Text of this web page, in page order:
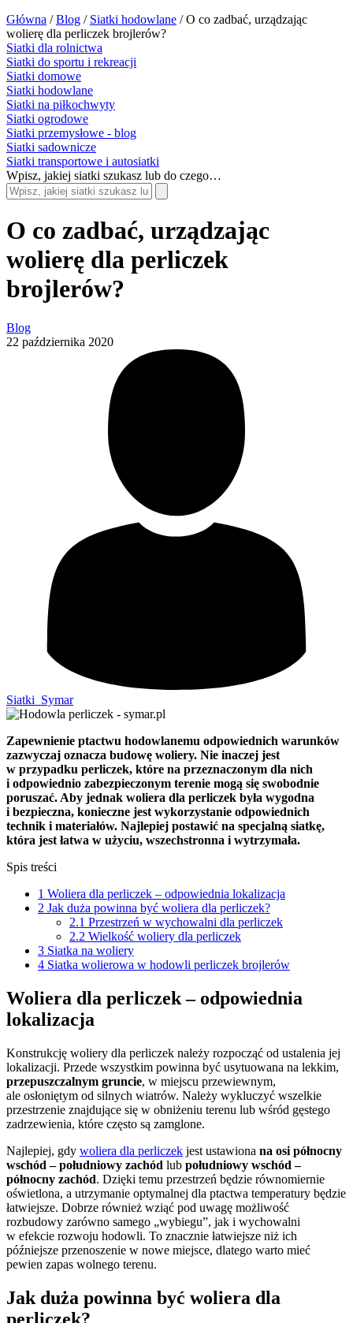
Główna /Blog / Siatki hodowlane /O co zadbać, urządzając
wolierę dla perliczek brojlerów?
Siatki dla rolnictwa
Siatki do sportu i rekreacji
Siatki domowe
Siatki hodowlane
Siatki na piłkochwyty
Siatki ogrodowe
Siatki przemysłowe - blog
Siatki sadownicze
Siatki transportowe i autosiatki
Wpisz, jakiej siatki szukasz lub do czego…
O co zadbać, urządzając
wolierę dla perliczek
brojlerów?
Blog
22 października 2020
Siatki_Symar
Zapewnienie ptactwu hodowlanemu odpowiednich warunków
zazwyczaj oznacza budowę woliery. Nie inaczej jest
w przypadku perliczek, które na przeznaczonym dla nich
i odpowiednio zabezpieczonym terenie mogą się swobodnie
poruszać. Aby jednak woliera dla perliczek była wygodna
i bezpieczna, konieczne jest wykorzystanie odpowiednich
technik i materiałów. Najlepiej postawić na specjalną siatkę,
która jest łatwa w użyciu, wszechstronna i wytrzymała.
Spis treści
1 Woliera dla perliczek – odpowiednia lokalizacja
2 Jak duża powinna być woliera dla perliczek?
2.1 Przestrzeń w wychowalni dla perliczek
2.2 Wielkość woliery dla perliczek
3 Siatka na woliery
4 Siatka wolierowa w hodowli perliczek brojlerów
Woliera dla perliczek – odpowiednia
lokalizacja
Konstrukcję woliery dla perliczek należy rozpocząć od ustalenia jej
lokalizacji. Przede wszystkim powinna być usytuowana na lekkim,
przepuszczalnym gruncie, w miejscu przewiewnym,
ale osłoniętym od silnych wiatrów. Należy wykluczyć wszelkie
przestrzenie znajdujące się w obniżeniu terenu lub wśród gęstego
zadrzewienia, które często są zamglone.
Najlepiej, gdy woliera dla perliczek jest ustawiona na osi północny
wschód – południowy zachód lub południowy wschód –
północny zachód. Dzięki temu przestrzeń będzie równomiernie
oświetlona, a utrzymanie optymalnej dla ptactwa temperatury będzie
łatwiejsze. Dobrze również wziąć pod uwagę możliwość
rozbudowy zarówno samego „wybiegu”, jak i wychowalni
w efekcie rozwoju hodowli. To znacznie łatwiejsze niż ich
późniejsze przenoszenie w nowe miejsce, dlatego warto mieć
pewien zapas wolnego terenu.
Jak duża powinna być woliera dla
perliczek?